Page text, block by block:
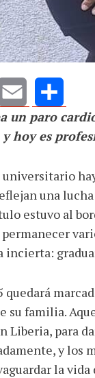
Share
un paro
hoy es
una
estuvo al
incierta:
quedará
su familia.
Liberia, para
y los
la